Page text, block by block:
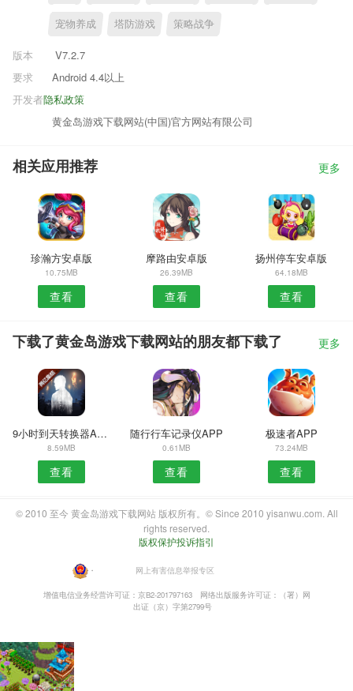
宠物养成 塔防游戏 策略战争
版本
V7.2.7
要求
Android 4.4以上
隐私政策
开发者
黄金岛游戏下载网站(中国)官方网站有限公司
相关应用推荐 更多
珍瀚方安卓版
10.75MB
查看
摩路由安卓版
26.39MB
查看
扬州停车安卓版
64.18MB
查看
下载了黄金岛游戏下载网站的朋友都下载了 更多
9小时到天转换器APP
8.59MB
查看
随行行车记录仪APP
0.61MB
查看
极速者APP
73.24MB
查看
© 2010 至今 黄金岛游戏下载网站 版权所有。© Since 2010 yisanwu.com. All
rights reserved.
版权保护投诉指引
・ 网上有害信息举报专区
增值电信业务经营许可证：京B2-201797163
网络出版服务许可证：（署）网
出证（京）字第2799号